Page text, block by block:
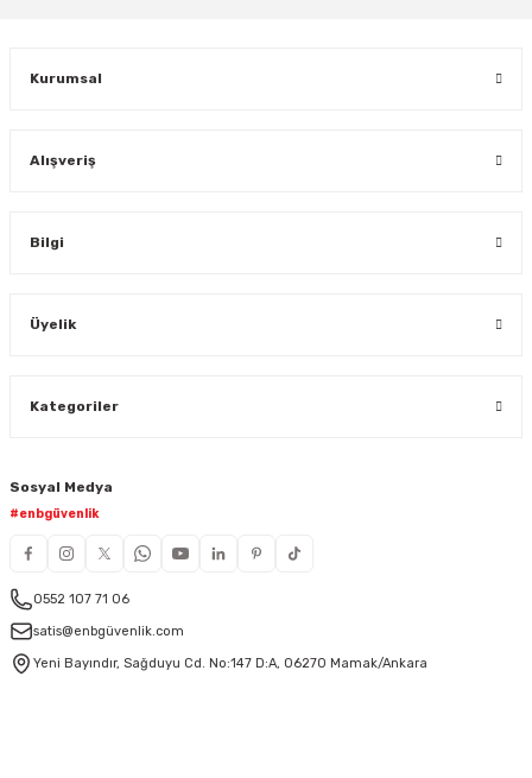
Kurumsal
Alışveriş
Bilgi
Üyelik
Kategoriler
Sosyal Medya
#enbgüvenlik
0552 107 71 06
satis@enbgüvenlik.com
Yeni Bayındır, Sağduyu Cd. No:147 D:A, 06270 Mamak/Ankara